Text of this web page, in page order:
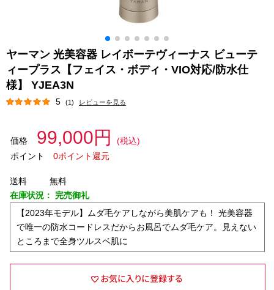
ヤーマン 光美容器 レイボーテヴィーナス ビューテ
ィープラス【フェイス・ボディ・VIO対応/防水仕
様】 YJEA3N
5 (1) レビューを見る
価格 99,000円
(税込)
ポイント
0ポイント還元
送料
無料
在庫状況： 完売御礼
【2023年モデル】ムダ毛ケアしながら美肌ケアも！ 光美容器
で唯一の防水コードレスだからお風呂でムダ毛ケア。見えない
ところまで全身ツルスベ肌に